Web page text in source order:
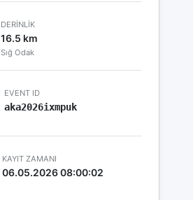
DERINLIK
16.5 km
Sığ Odak
EVENT ID
aka2026ixmpuk
KAYIT ZAMANI
06.05.2026 08:00:02